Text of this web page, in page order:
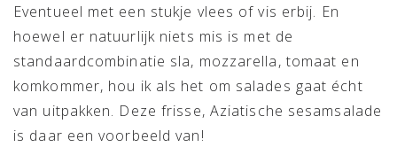
Eventueel met een stukje vlees of vis erbij. En
hoewel er natuurlijk niets mis is met de
standaardcombinatie sla, mozzarella, tomaat en
komkommer, hou ik als het om salades gaat écht
van uitpakken. Deze frisse, Aziatische sesamsalade
is daar een voorbeeld van!